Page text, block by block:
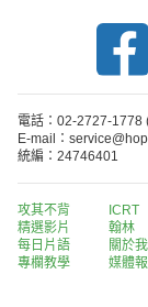
電話：02-2727-1778
E-mail：
統編：24746401
攻其不背
精選影片
每日片語
專欄教學
ICRT
翰林
關於
媒體